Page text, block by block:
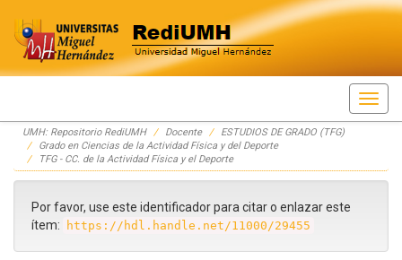
Skip
navigation
UMH: Repositorio RediUMH Docente
ESTUDIOS DE GRADO (TFG)
Grado en Ciencias de la Actividad Física y del Deporte
TFG - CC. de la Actividad Física y el Deporte
Por favor, use este identificador para citar o enlazar este
ítem:
https://hdl.handle.net/11000/29455